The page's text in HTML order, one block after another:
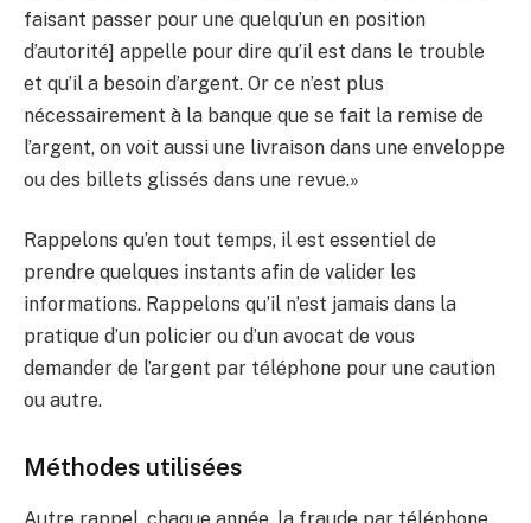
faisant passer pour une quelqu’un en position
d’autorité] appelle pour dire qu’il est dans le trouble
et qu’il a besoin d’argent. Or ce n’est plus
nécessairement à la banque que se fait la remise de
l’argent, on voit aussi une livraison dans une enveloppe
ou des billets glissés dans une revue.»
Rappelons qu’en tout temps, il est essentiel de
prendre quelques instants afin de valider les
informations. Rappelons qu’il n’est jamais dans la
pratique d’un policier ou d’un avocat de vous
demander de l’argent par téléphone pour une caution
ou autre.
Méthodes utilisées